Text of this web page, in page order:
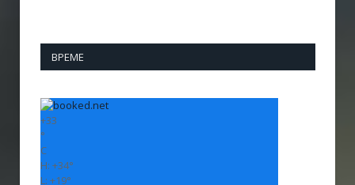
ВРЕМЕ
+33
°
C
H: +34°
L: +19°